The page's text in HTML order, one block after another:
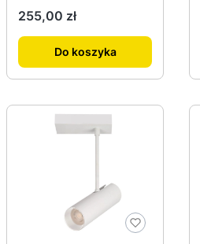
Costa AZ2706
Cena
255,00 zł
Do koszyka